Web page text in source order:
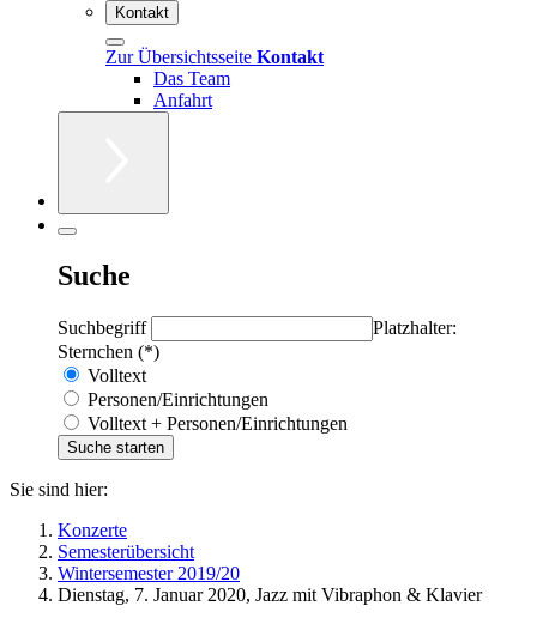
Kontakt
Zur Übersichtsseite Kontakt
Das Team
Anfahrt
Suche
Suchbegriff
Platzhalter:
Sternchen (*)
Volltext
Personen/Einrichtungen
Volltext + Personen/Einrichtungen
Sie sind hier:
Konzerte
Semesterübersicht
Wintersemester 2019/20
Dienstag, 7. Januar 2020, Jazz mit Vibraphon & Klavier